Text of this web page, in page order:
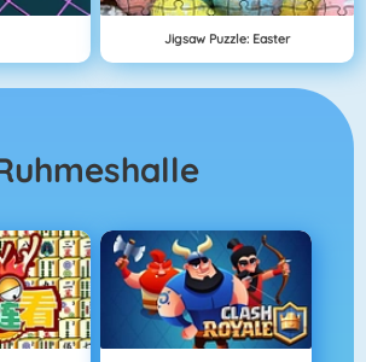
Jigsaw Puzzle: Easter
Ruhmeshalle